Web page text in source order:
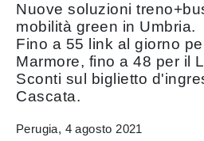
Nuove soluzioni
mobilità green in Umbria.
Fino a 55 link al giorno
Marmore, fino a 48 per il
Sconti sul biglietto
Cascata.
Perugia, 4 agosto 2021